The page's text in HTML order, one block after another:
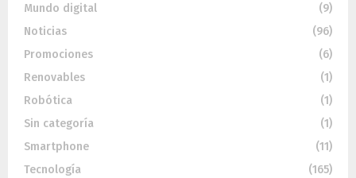
Mundo digital
(9)
Noticias
(96)
Promociones
(6)
Renovables
(1)
Robótica
(1)
Sin categoría
(1)
Smartphone
(11)
Tecnología
(165)